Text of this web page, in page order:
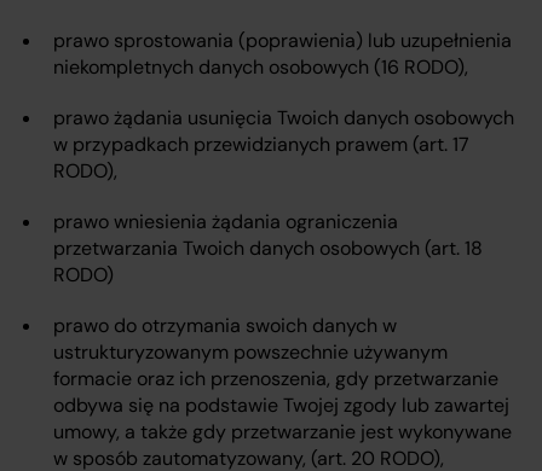
prawo sprostowania (poprawienia) lub uzupełnienia
niekompletnych danych osobowych (16 RODO),
prawo żądania usunięcia Twoich danych osobowych
w przypadkach przewidzianych prawem (art. 17
RODO),
prawo wniesienia żądania ograniczenia
przetwarzania Twoich danych osobowych (art. 18
RODO)
prawo do otrzymania swoich danych w
ustrukturyzowanym powszechnie używanym
formacie oraz ich przenoszenia, gdy przetwarzanie
odbywa się na podstawie Twojej zgody lub zawartej
umowy, a także gdy przetwarzanie jest wykonywane
w sposób zautomatyzowany, (art. 20 RODO),